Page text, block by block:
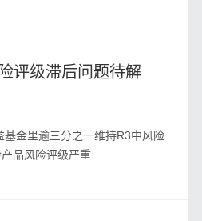
评级滞后问题待解
金里逾三分之一维持R3中风险
品风险评级严重